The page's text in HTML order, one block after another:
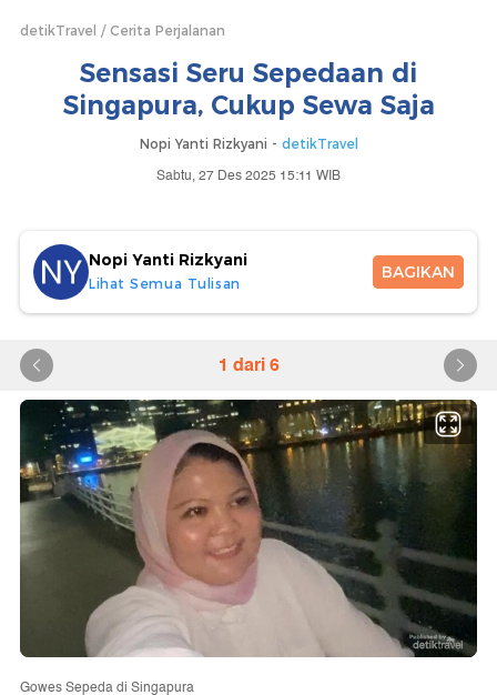
detikTravel Cerita Perjalanan
Sensasi Seru Sepedaan di
Singapura, Cukup Sewa Saja
Nopi Yanti Rizkyani - detikTravel
Sabtu, 27 Des 2025 15:11 WIB
Nopi Yanti Rizkyani
Lihat Semua Tulisan
BAGIKAN
1 dari 6
Gowes Sepeda di Singapura